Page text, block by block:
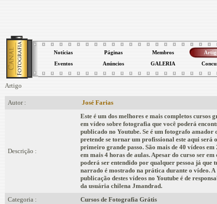
Notícias Páginas Membros
Eventos Anúncios GALERIA
Artigo
Autor : José Farias
Descrição :
Este é um dos melhores e mais completos cursos
em vídeo sobre fotografia que você poderá
publicado no Youtube. Se é um fotografo amador
pretende se tornar um profissional este aqui será
primeiro grande passo. São mais de 40 vídeos em
em mais 4 horas de aulas. Apesar do curso ser em
poderá ser entendido por qualquer pessoa já que
narrado é mostrado na prática durante o vídeo. A
publicação destes vídeos no Youtube é de
da usuária chilena Jmandrad.
Categoria :
Cursos de Fotografia Grátis